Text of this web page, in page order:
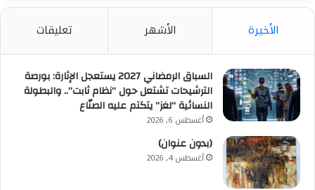
الأخيرة الأشهر تعليقات
السباق الرمضاني 2027 يستعجل الإثارة: بورصة
الترشيحات تشتعل حول “نظام ثابت”.. والبطولة
النسائية “لغز” يتكتم عليه الصنّاع
أغسطس 6, 2026
(بدون عنوان)
أغسطس 4, 2026